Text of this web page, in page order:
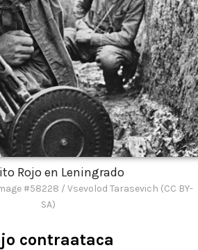
Rojo en Leningrado
#58228 / Vsevolod Tarasevich (CC BY-
SA)
contraataca